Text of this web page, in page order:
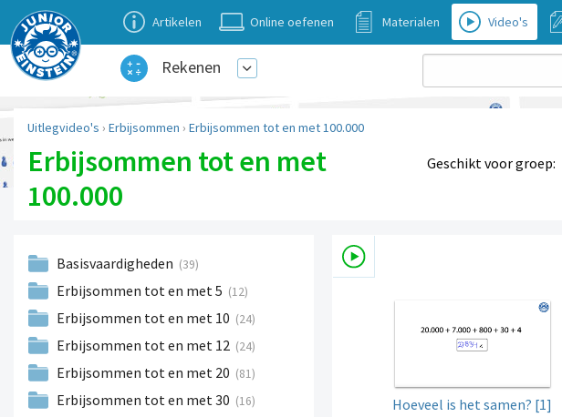
Artikelen Online oefenen Materialen Video's
Rekenen
Uitlegvideo's › Erbijsommen › Erbijsommen tot en met 100.000
Erbijsommen tot en met
100.000
Geschikt voor groep:
Basisvaardigheden (39)
Erbijsommen tot en met 5 (12)
Erbijsommen tot en met 10 (24)
Erbijsommen tot en met 12 (24)
Erbijsommen tot en met 20 (81)
Erbijsommen tot en met 30 (16) Hoeveel is het samen? [1]